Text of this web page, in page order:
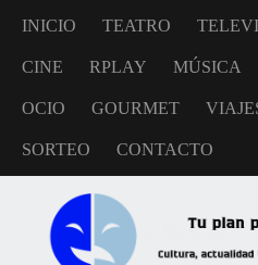
INICIO TEATRO
CINE RPLAY MÚSICA
OCIO GOURMET
SORTEO CONTACTO